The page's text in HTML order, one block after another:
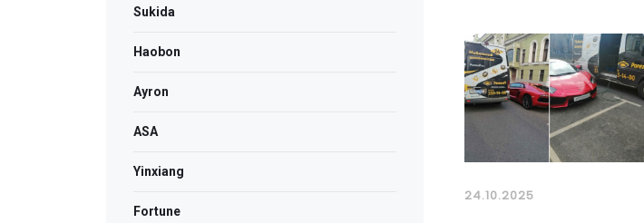
24.10.2025
Sukida
Haobon
Ayron
ASA
Yinxiang
Fortune